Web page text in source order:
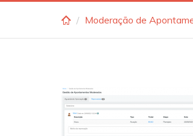
Moderação de